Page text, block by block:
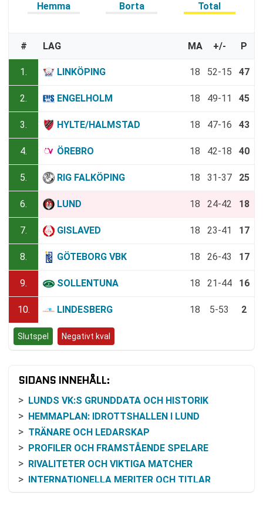
Hemma Borta Total
# LAG MA +/- P
1. LINKÖPING 18 52-15 47
2. ENGELHOLM 18 49-11 45
3. HYLTE/HALMSTAD 18 47-16 43
4. ÖREBRO 18 42-18 40
5. RIG FALKÖPING 18 31-37 25
6. LUND 18 24-42 18
7. GISLAVED 18 23-41 17
8. GÖTEBORG VBK 18 26-43 17
9. SOLLENTUNA 18 21-44 16
10. LINDESBERG 18 5-53 2
Slutspel Negativt kval
SIDANS INNEHÅLL:
LUNDS VK:S GRUNDDATA OCH HISTORIK
HEMMAPLAN: IDROTTSHALLEN I LUND
TRÄNARE OCH LEDARSKAP
PROFILER OCH FRAMSTÅENDE SPELARE
RIVALITETER OCH VIKTIGA MATCHER
INTERNATIONELLA MERITER OCH TITLAR